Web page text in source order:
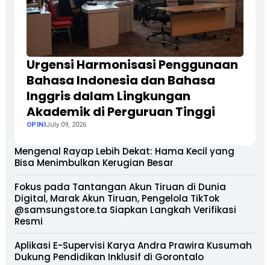
Urgensi Harmonisasi Penggunaan
Bahasa Indonesia dan Bahasa
Inggris dalam Lingkungan
Akademik di Perguruan Tinggi
OPINIJuly 09, 2026
Mengenal Rayap Lebih Dekat: Hama Kecil yang
Bisa Menimbulkan Kerugian Besar
Fokus pada Tantangan Akun Tiruan di Dunia
Digital, Marak Akun Tiruan, Pengelola TikTok
@samsungstore.ta Siapkan Langkah Verifikasi
Resmi
Aplikasi E-Supervisi Karya Andra Prawira Kusumah
Dukung Pendidikan Inklusif di Gorontalo